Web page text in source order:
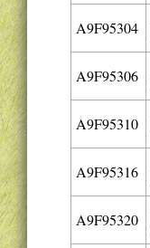
A9F95304
A9F95306
A9F95310
A9F95316
A9F95320